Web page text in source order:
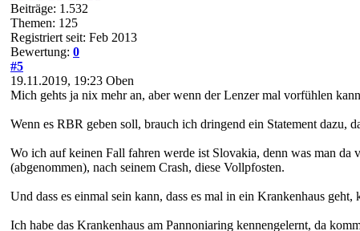
Beiträge: 1.532
Themen: 125
Registriert seit: Feb 2013
Bewertung: 0
#5
19.11.2019, 19:23 Oben
Mich gehts ja nix mehr an, aber wenn der Lenzer mal vorfühlen
Wenn es RBR geben soll, brauch ich dringend ein Statement dazu,
Wo ich auf keinen Fall fahren werde ist Slovakia, denn was man
(abgenommen), nach seinem Crash, diese Vollpfosten.
Und dass es einmal sein kann, dass es mal in ein Krankenhaus geht,
Ich habe das Krankenhaus am Pannoniaring kennengelernt, da